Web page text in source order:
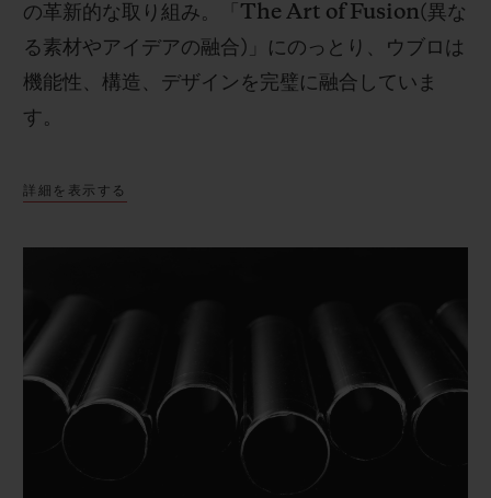
の革新的な取り組み。「 The Art of Fusion(異な
る素材やアイデアの融合) 」にのっとり、ウブロは
機能性、構造、デザインを完璧に融合していま
す。
詳細を表示する